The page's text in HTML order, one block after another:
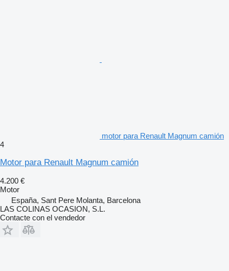
motor para Renault Magnum camión
4
Motor para Renault Magnum camión
4.200 €
Motor
España, Sant Pere Molanta, Barcelona
LAS COLINAS OCASION, S.L.
Contacte con el vendedor